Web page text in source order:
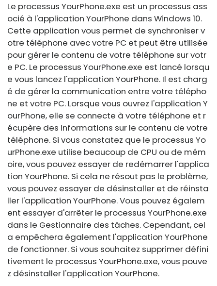
Le processus YourPhone.exe est un processus ass
ocié à l'application YourPhone dans Windows 10.
Cette application vous permet de synchroniser v
otre téléphone avec votre PC et peut être utilisée
pour gérer le contenu de votre téléphone sur votr
e PC. Le processus YourPhone.exe est lancé lorsqu
e vous lancez l'application YourPhone. Il est charg
é de gérer la communication entre votre télépho
ne et votre PC. Lorsque vous ouvrez l'application Y
ourPhone, elle se connecte à votre téléphone et r
écupère des informations sur le contenu de votre
téléphone. Si vous constatez que le processus Yo
urPhone.exe utilise beaucoup de CPU ou de mém
oire, vous pouvez essayer de redémarrer l'applica
tion YourPhone. Si cela ne résout pas le problème,
vous pouvez essayer de désinstaller et de réinsta
ller l'application YourPhone. Vous pouvez égalem
ent essayer d'arrêter le processus YourPhone.exe
dans le Gestionnaire des tâches. Cependant, cel
a empêchera également l'application YourPhone
de fonctionner. Si vous souhaitez supprimer défini
tivement le processus YourPhone.exe, vous pouve
z désinstaller l'application YourPhone.